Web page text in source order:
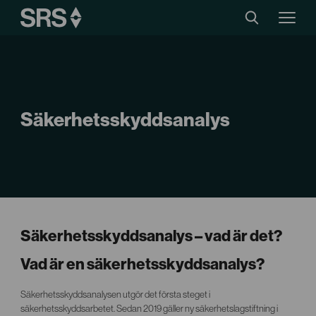
Säkerhetsskyddsanalys
Säkerhetsskyddsanalys – vad är det?
Vad är en säkerhetsskyddsanalys?
Säkerhetsskyddsanalysen utgör det första steget i
säkerhetsskyddsarbetet. Sedan 2019 gäller ny säkerhetslagstiftning i